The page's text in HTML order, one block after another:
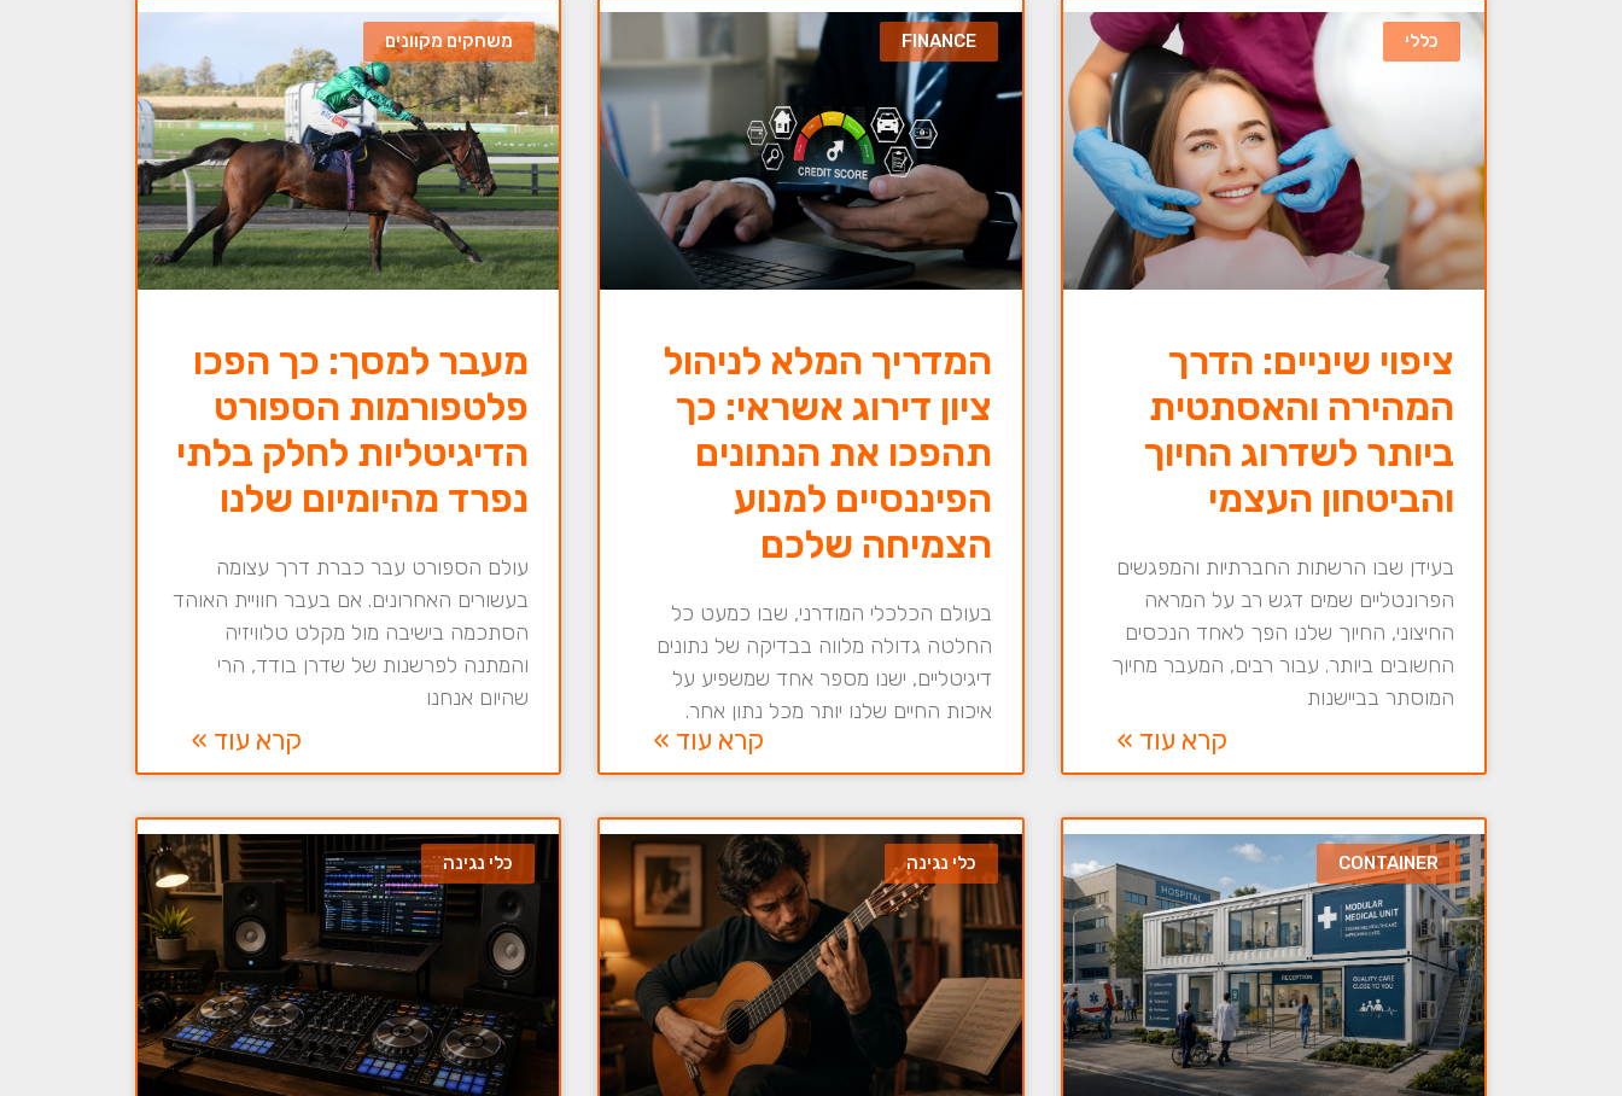
כללי
ציפוי שיניים: הדרך
המהירה והאסתטית
ביותר לשדרוג החיוך
והביטחון העצמי
בעידן שבו הרשתות החברתיות והמפגשים
הפרונטליים שמים דגש רב על המראה
החיצוני, החיוך שלנו הפך לאחד הנכסים
החשובים ביותר. עבור רבים, המעבר מחיוך
המוסתר בביישנות
קרא עוד »
FINANCE
המדריך המלא לניהול
ציון דירוג אשראי: כך
תהפכו את הנתונים
הפיננסיים למנוע
הצמיחה שלכם
בעולם הכלכלי המודרני, שבו כמעט כל
החלטה גדולה מלווה בבדיקה של נתונים
דיגיטליים, ישנו מספר אחד שמשפיע על
איכות החיים שלנו יותר מכל נתון אחר.
קרא עוד »
משחקים מקוונים
מעבר למסך: כך הפכו
פלטפורמות הספורט
הדיגיטליות לחלק בלתי
נפרד מהיומיום שלנו
עולם הספורט עבר כברת דרך עצומה
בעשורים האחרונים. אם בעבר חוויית האוהד
הסתכמה בישיבה מול מקלט טלוויזיה
והמתנה לפרשנות של שדרן בודד, הרי
שהיום אנחנו
קרא עוד »
CONTAINER כלי נגינה כלי נגינה